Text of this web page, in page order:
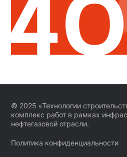
© 2025 «Технологии
комплекс работ в рамках
нефтегазовой отрасли.
Политика конфиденциальности